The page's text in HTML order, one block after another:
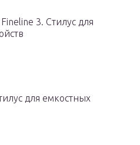
3. Стилус для
для емкостных